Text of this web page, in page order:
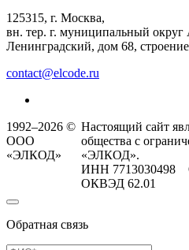
125315, г. Москва,
вн. тер. г. муниципальный округ
Ленинградский, дом 68,
contact@elcode.ru
1992–2026 ©
ООО
«ЭЛКОД»
Настоящий сайт
общества с
«ЭЛКОД».
ИНН 7713030498
ОКВЭД 62.01
Обратная связь